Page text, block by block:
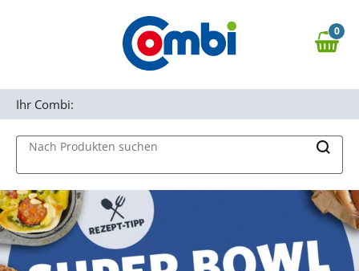
Zur Navigation springen
0,00 €
0
Nach Produkten suchen
Ihr Combi: